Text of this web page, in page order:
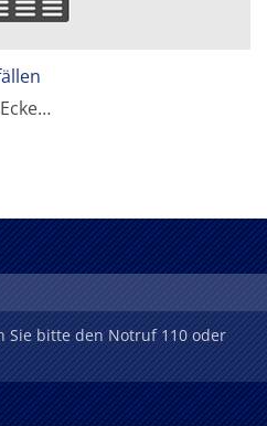
Sie bitte den Notruf 110 oder